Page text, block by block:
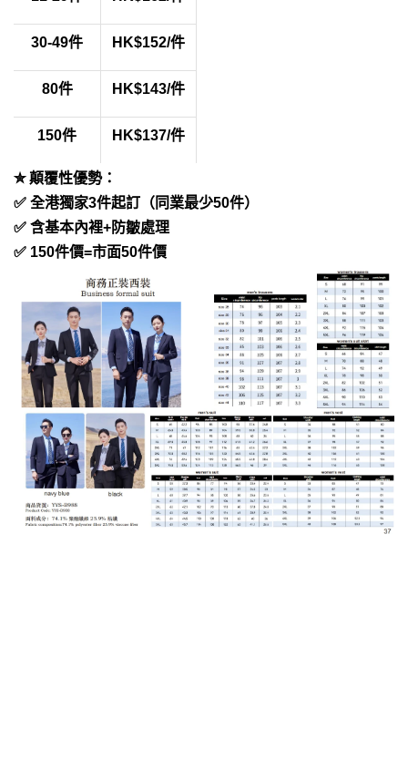
30-49件 HK$152/件
80件 HK$143/件
150件 HK$137/件
✮ 顛覆性優勢：​​
✅ 全港獨家3件起訂（同業最少50件）
✅ 含基本內裡+防皺處理
✅ 150件價=市面50件價